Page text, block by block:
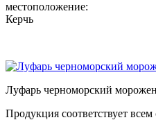
местоположение:
Керчь
Луфарь черноморский
Продукция соответствует